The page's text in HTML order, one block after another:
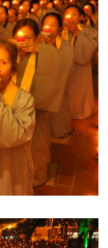
Phật đã nhận
như vậy, cho
thượng
Phật khuyên
khởi lên tâm từ
Lấy tâm
từ bi của
lão Hòa
dụng tâm đại
của chúng ta